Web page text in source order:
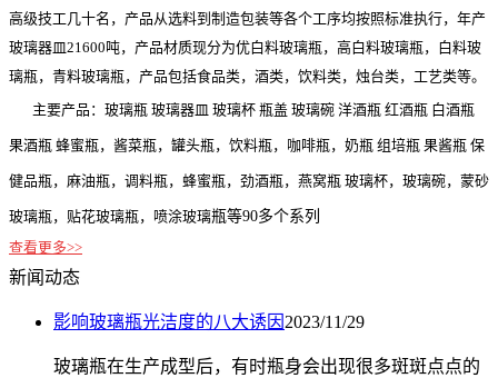
高级技工几十名，产品从选料到制造包装等各个工序均按照标准执行，年产
玻璃器皿21600吨，产品材质现分为优白料玻璃瓶，高白料玻璃瓶，白料玻
璃瓶，青料玻璃瓶，产品包括食品类，酒类，饮料类，烛台类，工艺类等。
主要产品：玻璃瓶 玻璃器皿 玻璃杯 瓶盖 玻璃碗 洋酒瓶 红酒瓶 白酒瓶
果酒瓶 蜂蜜瓶，酱菜瓶，罐头瓶，饮料瓶，咖啡瓶，奶瓶 组培瓶 果酱瓶 保
健品瓶，麻油瓶，调料瓶，蜂蜜瓶，劲酒瓶，燕窝瓶 玻璃杯，玻璃碗，蒙砂
玻璃瓶，贴花玻璃瓶，喷涂玻璃瓶等90多个系列
查看更多>>
新闻动态
影响玻璃瓶光洁度的八大诱因 2023/11/29
玻璃瓶在生产成型后，有时瓶身会出现很多斑斑点点的